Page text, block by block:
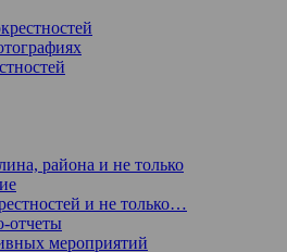
района и не только
и не только…
отчеты
мероприятий